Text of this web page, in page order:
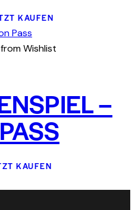
KAUFEN
Wishlist
–
KAUFEN